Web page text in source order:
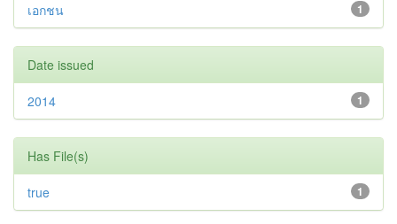
1
เอกชน
Date issued
1
2014
Has File(s)
1
true